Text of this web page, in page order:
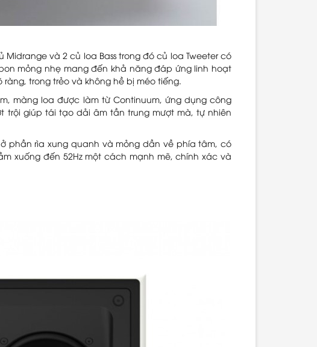
Midrange và 2 củ loa Bass trong đó củ loa Tweeter có
mỏng nhẹ mang đến khả năng đáp ứng linh hoạt
trong trẻo và không hề bị méo tiếng.
màng loa được làm từ Continuum, ứng dụng công
trội giúp tái tạo dải âm tần trung mượt mà, tự nhiên
phần rìa xung quanh và mỏng dần về phía tâm, có
xuống đến 52Hz một cách mạnh mẽ, chính xác và